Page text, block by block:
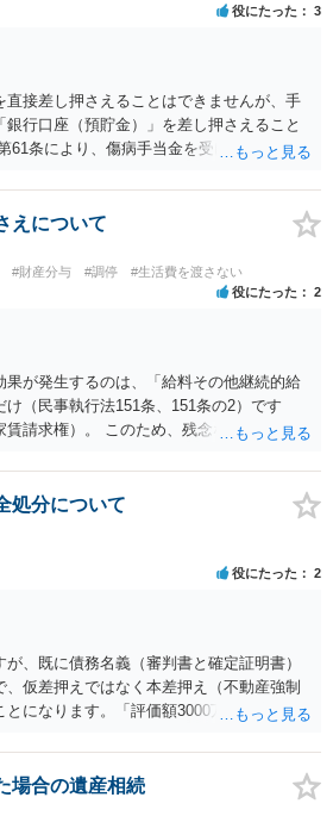
役にたった 3
直接差し押さえることはできませんが、手
行口座（預貯金）」を差し押さえること
61条により、傷病手当金を受け取る権利は
な請求であっても、健康保険組合や協会け
れる予定の傷病手当金をこちらに回してほ
ことは法律上できません。 一方で指定口座
瞬間、それは手当金ではなく「預金債
。 裁判所を介して銀行口座に対して差押命
ため、口座に残高があれば差し押さえるこ
えについて
#財産分与 #調停 #生活費を渡さない
役にたった 2
果が発生するのは、「給料その他継続的給
（民事執行法151条、151条の2）です
賃請求権）。 このため、残念ながらお答え
処分について
役にたった 2
が、既に債務名義（審判書と確定証明書）
、仮差押えではなく本差押え（不動産強制
になります。「評価額3000万、住宅ロー
うことになりますが、オーバーローンでな
回収も可能であり（住宅ローン債権者は保
、保証会社が競売による売却代金から全額
場合の遺産相続